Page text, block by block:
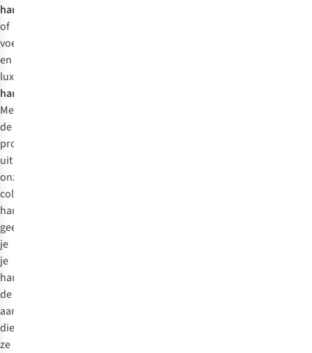
handzeep
of
voedende
en
luxueuze
handcrème
Met
de
producten
uit
onze
collectie
handverzorging
geef
je
je
handen
de
aandacht
die
ze